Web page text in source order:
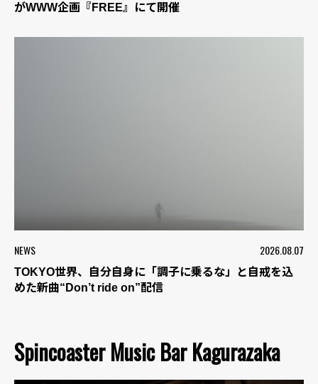
がWWW企画『FREE』にて開催
NEWS 2026.08.07
TOKYO世界、自分自身に「調子に乗るな」と自戒を込
めた新曲“Don’t ride on”配信
Spincoaster Music Bar Kagurazaka